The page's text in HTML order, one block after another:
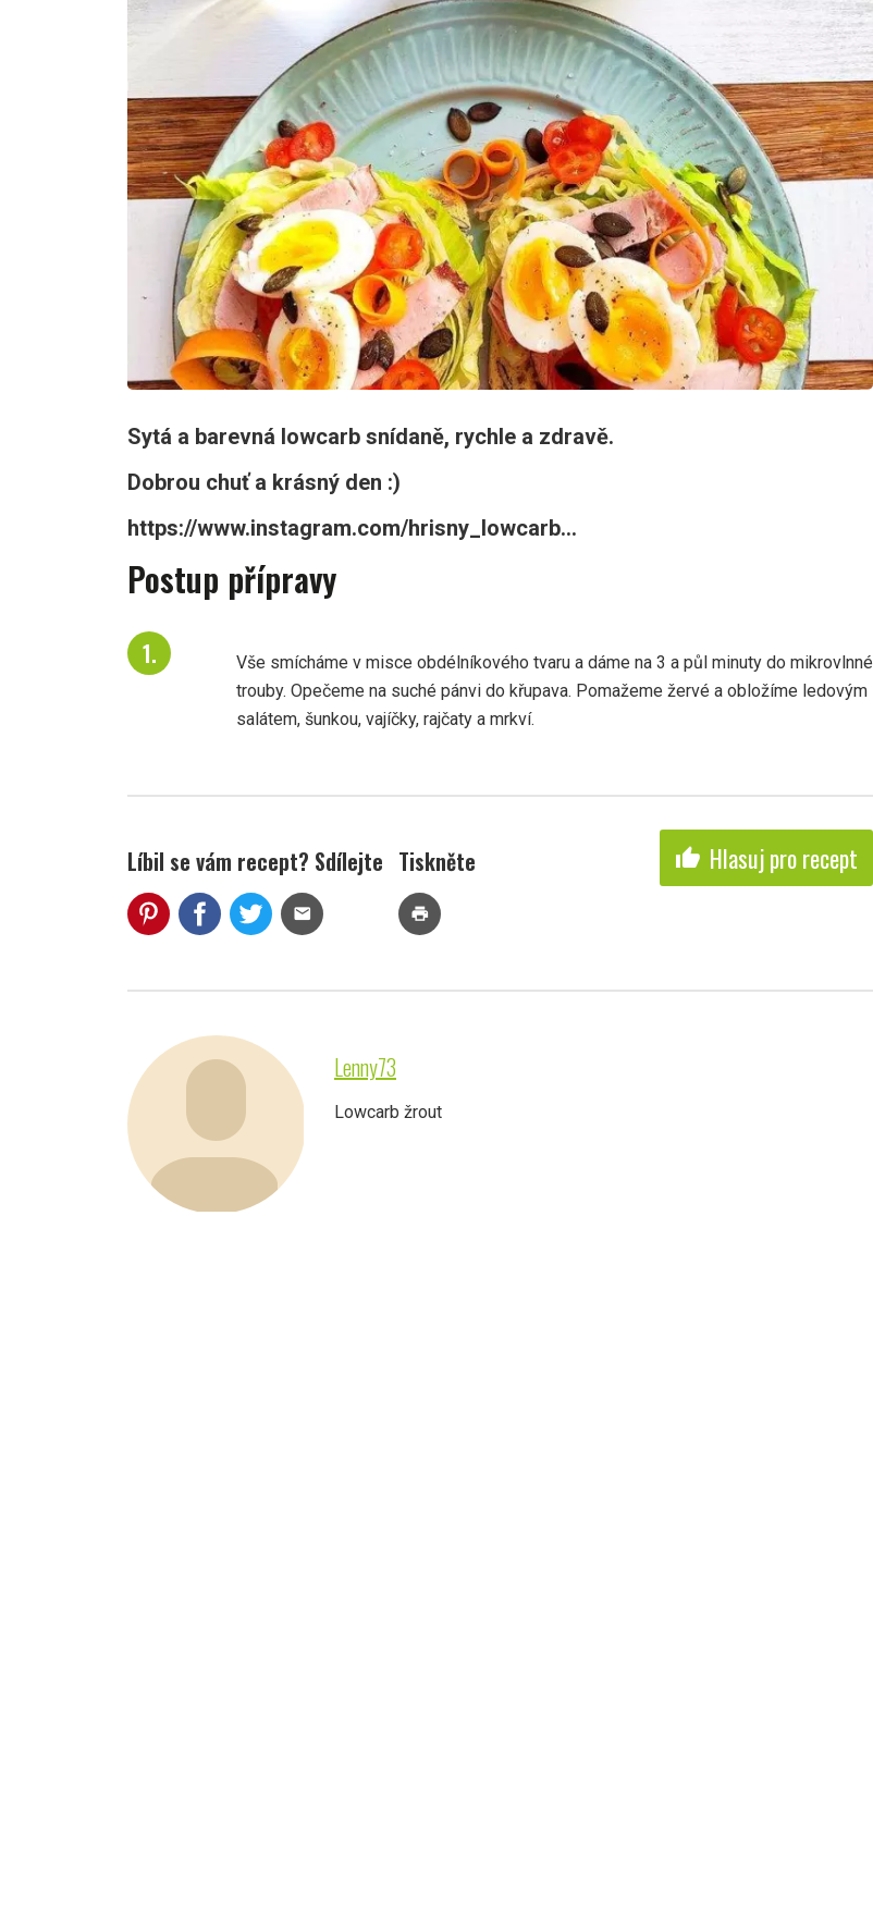
Sytá a barevná lowcarb snídaně, rychle a zdravě.
Dobrou chuť a krásný den :)
https://www.instagram.com/hrisny_lowcarb...
Postup přípravy
Vše smícháme v misce obdélníkového tvaru a dáme na 3 a půl minuty do mikrovlnné
trouby. Opečeme na suché pánvi do křupava. Pomažeme žervé a obložíme ledovým
salátem, šunkou, vajíčky, rajčaty a mrkví.
Líbil se vám recept? Sdílejte
mail
Tiskněte
print
thumb_up Hlasuj pro recept
Lenny73
Lowcarb žrout